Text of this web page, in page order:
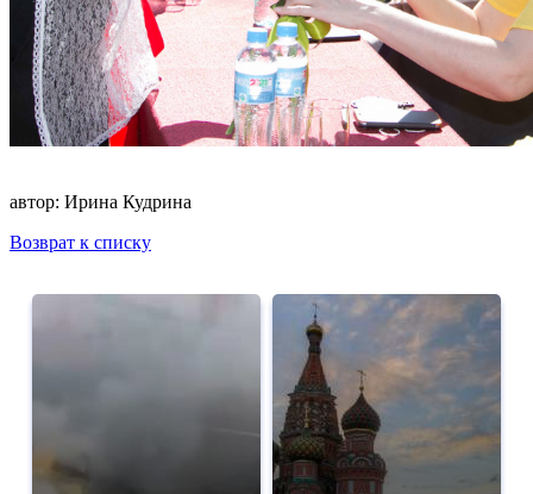
автор: Ирина Кудрина
Возврат к списку